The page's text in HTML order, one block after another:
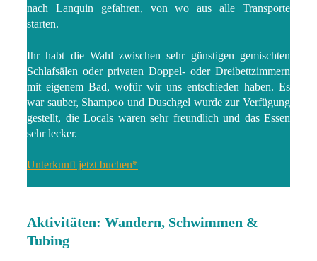
nach Lanquin gefahren, von wo aus alle Transporte
starten.
Ihr habt die Wahl zwischen sehr günstigen gemischten
Schlafsälen oder privaten Doppel- oder Dreibettzimmern
mit eigenem Bad, wofür wir uns entschieden haben. Es
war sauber, Shampoo und Duschgel wurde zur Verfügung
gestellt, die Locals waren sehr freundlich und das Essen
sehr lecker.
Unterkunft jetzt buchen*
Aktivitäten: Wandern, Schwimmen &
Tubing